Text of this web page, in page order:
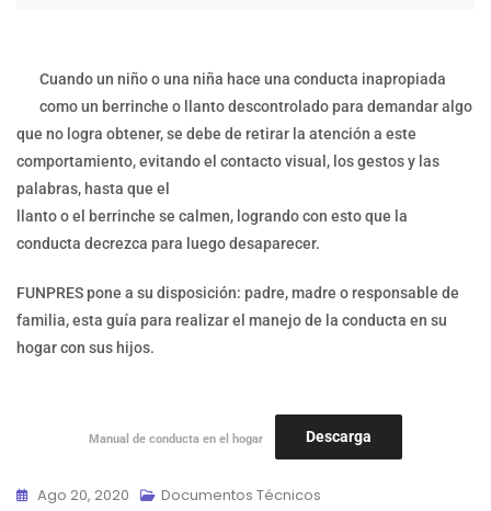
Cuando un niño o una niña hace una conducta inapropiada
como un berrinche o llanto descontrolado para demandar algo
que no logra obtener, se debe de retirar la atención a este
comportamiento, evitando el contacto visual, los gestos y las
palabras, hasta que el
llanto o el berrinche se calmen, logrando con esto que la
conducta decrezca para luego desaparecer.
FUNPRES pone a su disposición: padre, madre o responsable de
familia, esta guía para realizar el manejo de la conducta en su
hogar con sus hijos.
Manual de conducta en el hogar Descarga
Ago 20, 2020
Documentos Técnicos